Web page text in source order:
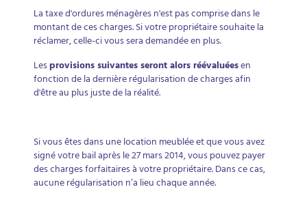
La taxe d'ordures ménagères n'est pas comprise dans le
montant de ces charges. Si votre propriétaire souhaite la
réclamer, celle-ci vous sera demandée en plus.
Lesprovisions suivantes seront alors réévaluéesen
fonction de la dernière régularisation de charges afin
d'être au plus juste de la réalité.
Si vous êtes dans une location meublée et que vous avez
signé votre bail après le 27 mars 2014, vous pouvez payer
des charges forfaitaires à votre propriétaire. Dans ce cas,
aucune régularisation n’a lieu chaque année.